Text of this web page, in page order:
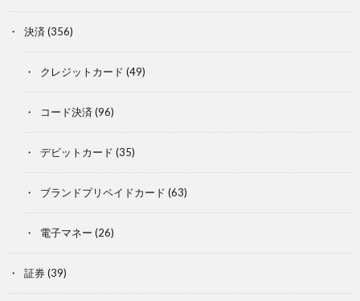
決済 (356)
クレジットカード (49)
コード決済 (96)
デビットカード (35)
ブランドプリペイドカード (63)
電子マネー (26)
証券(39)